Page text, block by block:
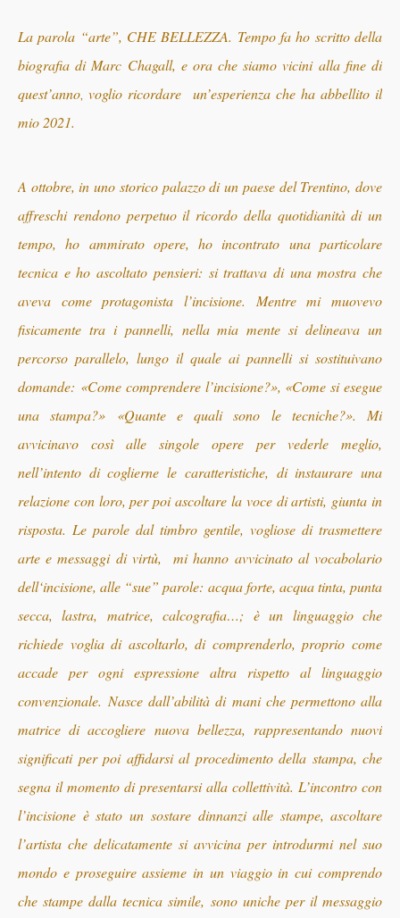
La parola “arte”, CHE BELLEZZA. Tempo fa ho scritto della
biografia di Marc Chagall, e ora che siamo vicini alla fine di
quest’anno, voglio ricordare un’esperienza che ha abbellito il
mio 2021.
A ottobre,in uno storico palazzo di un paese del Trentino, dove
affreschi rendono perpetuo il ricordo della quotidianità di un
tempo, ho ammirato opere, ho incontrato una particolare
tecnica e ho ascoltato pensieri: si trattava di una mostra che
aveva come protagonista l’incisione. Mentre mi muovevo
fisicamente tra i pannelli, nella mia mente si delineava un
percorso parallelo, lungo il quale ai pannelli si sostituivano
domande: «Come comprendere l’incisione?», «Come si esegue
una stampa?» «Quante e quali sono le tecniche?». Mi
avvicinavo così alle singole opere per vederle meglio,
nell’intento di coglierne le caratteristiche, di instaurare una
relazione con loro, per poi ascoltare la voce di artisti, giunta in
risposta. Le parole dal timbro gentile, vogliose di trasmettere
arte e messaggi di virtù, mi hanno avvicinato al vocabolario
dell‘incisione, alle “sue” parole: acqua forte, acqua tinta, punta
secca, lastra, matrice, calcografia…; è un linguaggio che
richiede voglia di ascoltarlo, di comprenderlo, proprio come
accade per ogni espressione altra rispetto al linguaggio
convenzionale. Nasce dall’abilità di mani che permettono alla
matrice di accogliere nuova bellezza, rappresentando nuovi
significati per poi affidarsi al procedimento della stampa, che
segna il momento di presentarsi alla collettività. L’incontro con
l’incisione è stato unsostare dinnanzi alle stampe, ascoltare
l’artista che delicatamente si avvicina per introdurmi nel suo
mondo e proseguire assieme in un viaggio in cui comprendo
che stampe dalla tecnica simile, sono uniche per il messaggio